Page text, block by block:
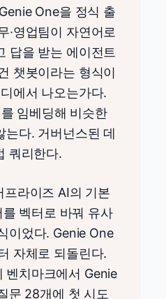
One을 정식 출
·영업팀이 자연어로
답을 받는 에이전트
챗봇이라는 형식이
에서 나오는가다.
임베딩해 비슷한
는다. 거버넌스된 데
쿼리한다.
라이즈 AI의 기본
벡터로 바꿔 유사
이었다. Genie One
자체로 되돌린다.
벤치마크에서 Genie
문 28개에 첫 시도